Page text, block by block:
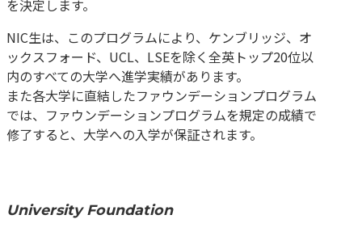
を決定します。
NIC生は、このプログラムにより、ケンブリッジ、オ
ックスフォード、UCL、LSEを除く全英トップ20位以
内のすべての大学へ進学実績があります。
また各大学に直結したファウンデーションプログラム
では、ファウンデーションプログラムを規定の成績で
修了すると、大学への入学が保証されます。
University Foundation